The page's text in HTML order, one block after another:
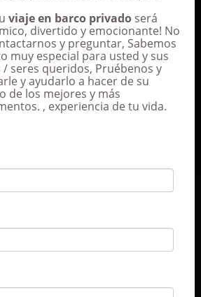
viaje en barco privado será
divertido y emocionante! No
y preguntar, Sabemos
muy especial para usted y sus
seres queridos, Pruébenos y
y ayudarlo a hacer de su
de los mejores y más
, experiencia de tu vida.